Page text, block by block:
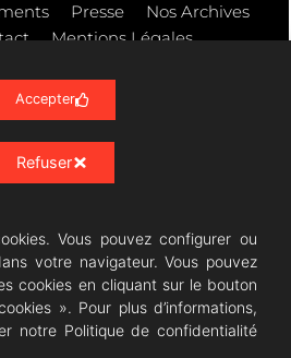
Presse
Nos Archives
Mentions Légales
Lyriques - 07/23 -
GEMEA Interactive
Vous pouvez configurer ou
votre navigateur. Vous pouvez
cookies en cliquant sur le bouton
». Pour plus d’informations,
notre Politique de confidentialité
Accepter
Refuser